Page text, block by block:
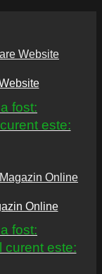
fost:
este:
Online
fost:
curent este: